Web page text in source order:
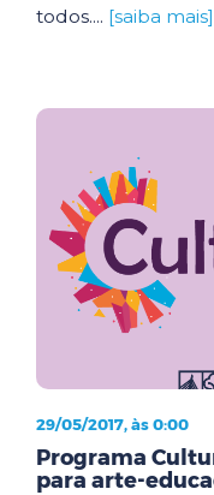
todos.... [saiba mais]
29/05/2017, às 0:00
Programa
para arte-